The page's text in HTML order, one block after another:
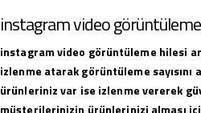
instagram video
instagramvideo görüntüleme hilesi
izlenme atarak görüntüleme
ürünleriniz var ise izlenme vererek
müşterilerinizin ürünlerinizi alması